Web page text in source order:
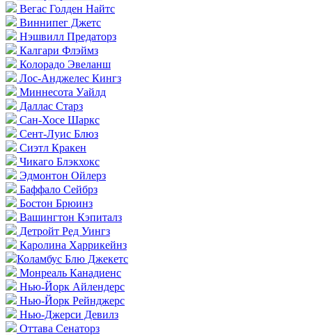
Вегас Голден Найтс
Виннипег Джетс
Нэшвилл Предаторз
Калгари Флэймз
Колорадо Эвеланш
Лос-Анджелес Кингз
Миннесота Уайлд
Даллас Старз
Сан-Хосе Шаркс
Сент-Луис Блюз
Сиэтл Кракен
Чикаго Блэкхокс
Эдмонтон Ойлерз
Баффало Сейбрз
Бостон Брюинз
Вашингтон Кэпиталз
Детройт Ред Уингз
Каролина Харрикейнз
Коламбус Блю Джекетс
Монреаль Канадиенс
Нью-Йорк Айлендерс
Нью-Йорк Рейнджерс
Нью-Джерси Девилз
Оттава Сенаторз